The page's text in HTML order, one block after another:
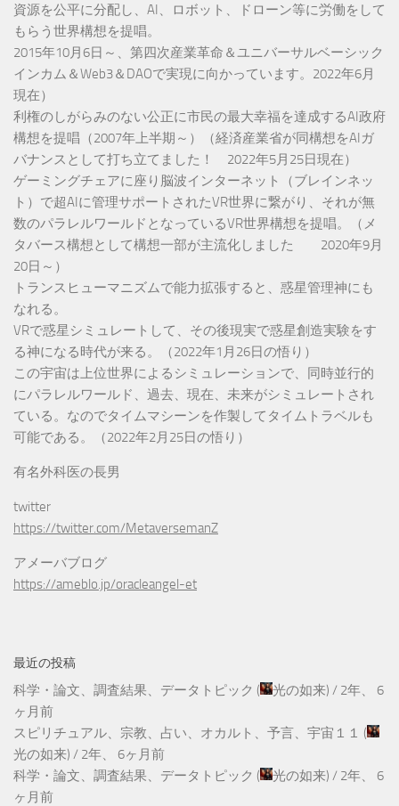
資源を公平に分配し、AI、ロボット、ドローン等に労働をして
もらう世界構想を提唱。
2015年10月6日～、第四次産業革命＆ユニバーサルベーシック
インカム＆Web3＆DAOで実現に向かっています。2022年6月
現在）
利権のしがらみのない公正に市民の最大幸福を達成するAI政府
構想を提唱（2007年上半期～）（経済産業省が同構想をAIガ
バナンスとして打ち立てました！ 2022年5月25日現在）
ゲーミングチェアに座り脳波インターネット（ブレインネッ
ト）で超AIに管理サポートされたVR世界に繋がり、それが無
数のパラレルワールドとなっているVR世界構想を提唱。（メ
タバース構想として構想一部が主流化しました 2020年9月
20日～）
トランスヒューマニズムで能力拡張すると、惑星管理神にも
なれる。
VRで惑星シミュレートして、その後現実で惑星創造実験をす
る神になる時代が来る。（2022年1月26日の悟り）
この宇宙は上位世界によるシミュレーションで、同時並行的
にパラレルワールド、過去、現在、未来がシミュレートされ
ている。なのでタイムマシーンを作製してタイムトラベルも
可能である。（2022年2月25日の悟り）
有名外科医の長男
twitter
https://twitter.com/MetaversemanZ
アメーバブログ
https://ameblo.jp/oracleangel-et
最近の投稿
科学・論文、調査結果、データトピック ( 光の如来) / 2年、 6
ヶ月前
スピリチュアル、宗教、占い、オカルト、予言、宇宙１１ (
光の如来) / 2年、 6ヶ月前
科学・論文、調査結果、データトピック ( 光の如来) / 2年、 6
ヶ月前